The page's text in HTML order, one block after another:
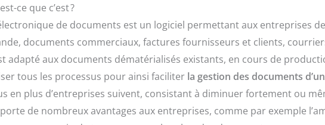
ce que c’est ?
de documents est un logiciel permettant aux entreprises
documents commerciaux, factures fournisseurs et clients,
adapté aux documents dématérialisés existants, en cours de
tous les processus pour ainsi faciliter la gestion des documents
en plus d’entreprises suivent, consistant à diminuer fortement ou
de nombreux avantages aux entreprises, comme par exemple